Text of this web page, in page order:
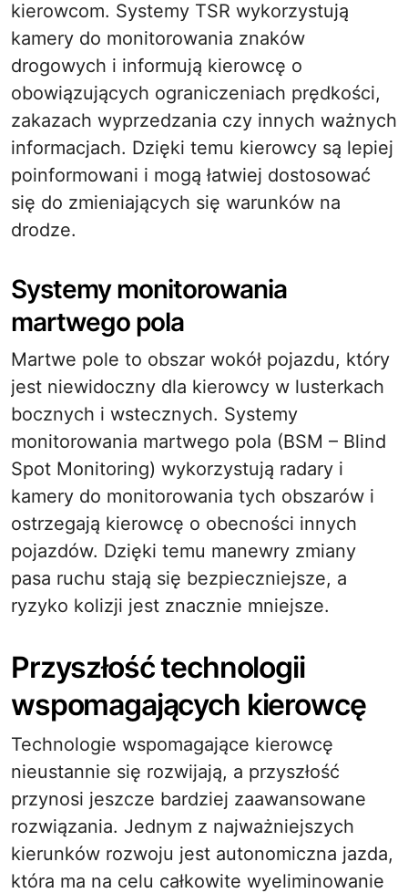
kierowcom. Systemy TSR wykorzystują
kamery do monitorowania znaków
drogowych i informują kierowcę o
obowiązujących ograniczeniach prędkości,
zakazach wyprzedzania czy innych ważnych
informacjach. Dzięki temu kierowcy są lepiej
poinformowani i mogą łatwiej dostosować
się do zmieniających się warunków na
drodze.
Systemy monitorowania
martwego pola
Martwe pole to obszar wokół pojazdu, który
jest niewidoczny dla kierowcy w lusterkach
bocznych i wstecznych. Systemy
monitorowania martwego pola (BSM – Blind
Spot Monitoring) wykorzystują radary i
kamery do monitorowania tych obszarów i
ostrzegają kierowcę o obecności innych
pojazdów. Dzięki temu manewry zmiany
pasa ruchu stają się bezpieczniejsze, a
ryzyko kolizji jest znacznie mniejsze.
Przyszłość technologii
wspomagających kierowcę
Technologie wspomagające kierowcę
nieustannie się rozwijają, a przyszłość
przynosi jeszcze bardziej zaawansowane
rozwiązania. Jednym z najważniejszych
kierunków rozwoju jest autonomiczna jazda,
która ma na celu całkowite wyeliminowanie